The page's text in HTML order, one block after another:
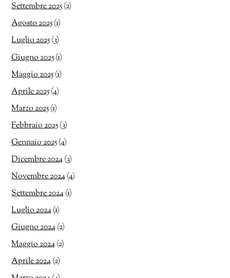
Settembre 2025(2)
Agosto 2025(1)
Luglio 2025(3)
Giugno 2025(1)
Maggio 2025(1)
Aprile 2025(4)
Marzo 2025(1)
Febbraio 2025(3)
Gennaio 2025(4)
Dicembre 2024(3)
Novembre 2024(4)
Settembre 2024(1)
Luglio 2024(1)
Giugno 2024(2)
Maggio 2024(2)
Aprile 2024(2)